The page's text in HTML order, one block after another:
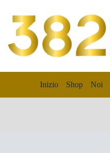
Inizio Shop Noi